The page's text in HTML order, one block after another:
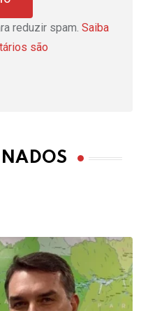
reduzir spam. Saiba
são